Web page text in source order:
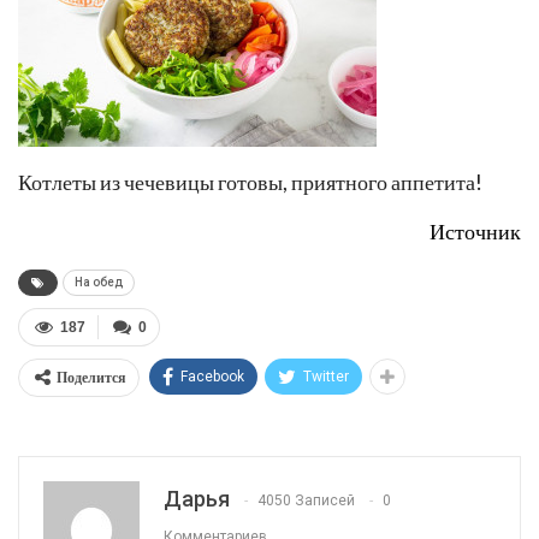
Котлеты из чечевицы готовы, приятного аппетита!
Источник
На обед
0
187
Поделится Facebook Twitter
Дарья 4050 Записей 0